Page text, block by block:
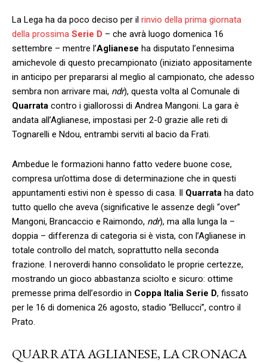
La Lega ha da poco deciso per il rinvio della prima giornata
della prossima Serie D – che avrà luogo domenica 16
settembre – mentre l’Aglianese ha disputato l’ennesima
amichevole di questo precampionato (iniziato appositamente
in anticipo per prepararsi al meglio al campionato, che adesso
sembra non arrivare mai, ndr), questa volta al Comunale di
Quarrata contro i giallorossi di Andrea Mangoni. La gara è
andata all’Aglianese, impostasi per 2-0 grazie alle reti di
Tognarelli e Ndou, entrambi serviti al bacio da Frati.
Ambedue le formazioni hanno fatto vedere buone cose,
compresa un’ottima dose di determinazione che in questi
appuntamenti estivi non è spesso di casa. Il Quarrata ha dato
tutto quello che aveva (significative le assenze degli “over”
Mangoni, Brancaccio e Raimondo, ndr), ma alla lunga la –
doppia – differenza di categoria si è vista, con l’Aglianese in
totale controllo del match, soprattutto nella seconda
frazione. I neroverdi hanno consolidato le proprie certezze,
mostrando un gioco abbastanza sciolto e sicuro: ottime
premesse prima dell’esordio in Coppa Italia Serie D, fissato
per le 16 di domenica 26 agosto, stadio “Bellucci”, contro il
Prato.
QUARRATA AGLIANESE, LA CRONACA